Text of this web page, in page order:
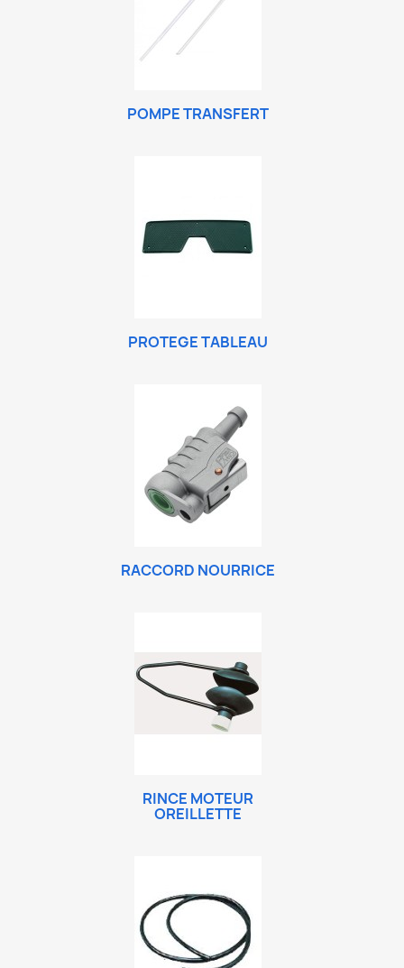
POMPE TRANSFERT
PROTEGE TABLEAU
RACCORD NOURRICE
RINCE MOTEUR
OREILLETTE